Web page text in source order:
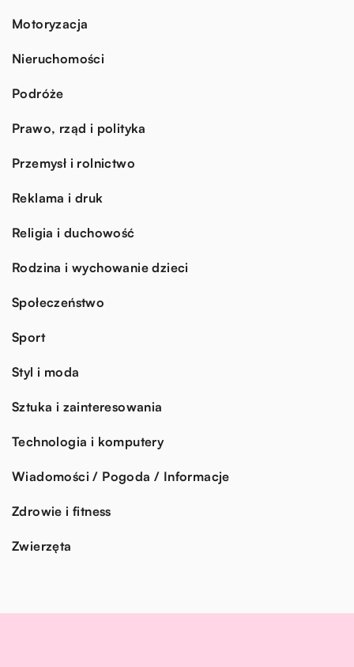
Motoryzacja
Nieruchomości
Podróże
Prawo, rząd i polityka
Przemysł i rolnictwo
Reklama i druk
Religia i duchowość
Rodzina i wychowanie dzieci
Społeczeństwo
Sport
Styl i moda
Sztuka i zainteresowania
Technologia i komputery
Wiadomości / Pogoda / Informacje
Zdrowie i fitness
Zwierzęta